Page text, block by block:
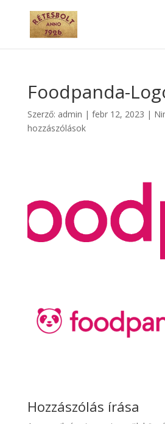
Foodpanda-
Szerző: admin | febr 12, 2023 |
hozzászólások
Hozzászólás írása